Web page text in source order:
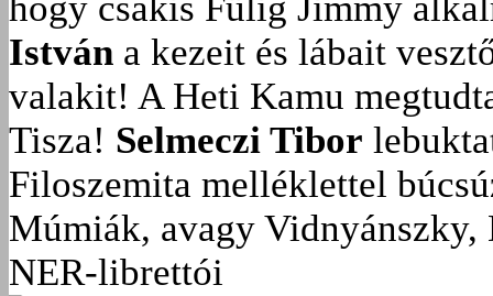
István a kezeit és lábait
valakit! A Heti Kamu
Tisza! Selmeczi Tibor
Filoszemita melléklettel
Múmiák, avagy Vidnyánszky,
NER-librettói